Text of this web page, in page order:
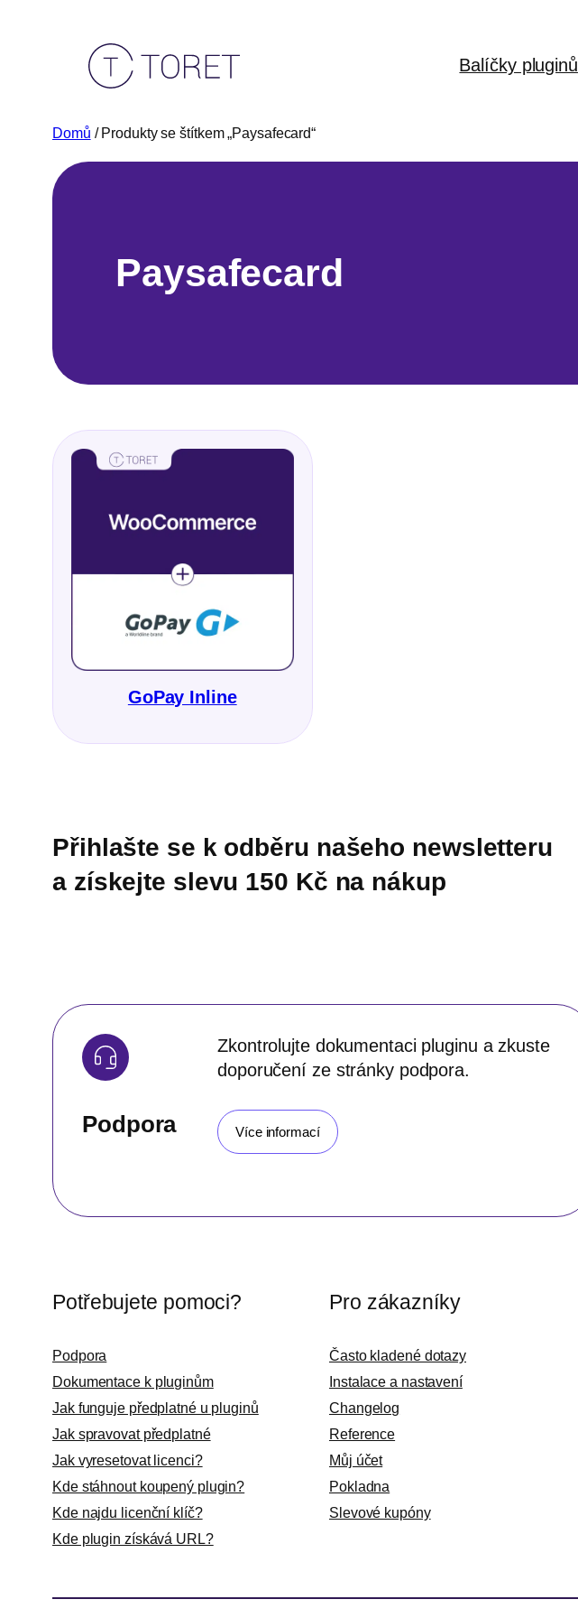
Balíčky pluginů
Domů / Produkty se štítkem „Paysafecard“
Paysafecard
GoPay Inline
Přihlašte se k odběru našeho newsletteru
a získejte slevu 150 Kč na nákup
Podpora
Zkontrolujte dokumentaci pluginu a zkuste
doporučení ze stránky podpora.
Více informací
Potřebujete pomoci?
Podpora
Dokumentace k pluginům
Jak funguje předplatné u pluginů
Jak spravovat předplatné
Jak vyresetovat licenci?
Kde stáhnout koupený plugin?
Kde najdu licenční klíč?
Kde plugin získává URL?
Pro zákazníky
Často kladené dotazy
Instalace a nastavení
Changelog
Reference
Můj účet
Pokladna
Slevové kupóny